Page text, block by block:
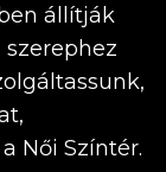
állítják
Női Színtér.